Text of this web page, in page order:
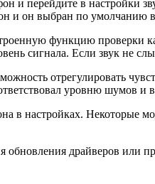
перейдите в настройки
и он выбран по умолчанию в
функцию проверки
сигнала. Если звук не
отрегулировать
уровню шумов
в настройках. Некоторые
обновления драйверов